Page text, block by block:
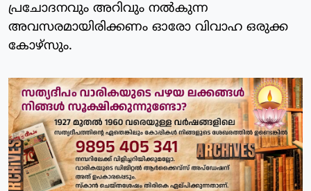
പ്രചോദനവും അറിവും നൽകുന്ന
അവസരമായിരിക്കണം ഓരോ വിവാഹ ഒരുക്ക
കോഴ്സും.